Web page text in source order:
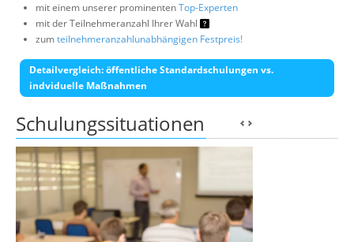
mit einem unserer prominentenTop-Experten
mit der Teilnehmeranzahl Ihrer Wahl
zumteilnehmeranzahlunabhängigen Festpreis!
Detailvergleich: öffentliche Standardschulungen vs.
indviduelle Maßnahmen
Schulungssituationen